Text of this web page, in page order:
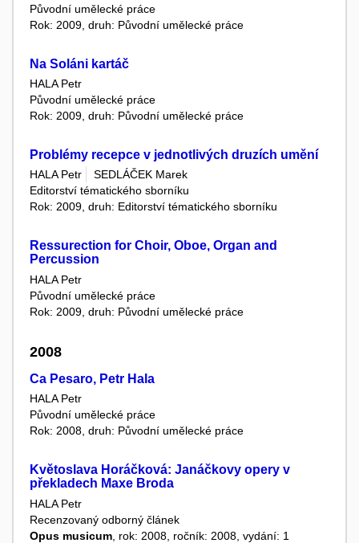
Původní umělecké práce
Rok: 2009, druh: Původní umělecké práce
Na Soláni kartáč
HALA Petr
Původní umělecké práce
Rok: 2009, druh: Původní umělecké práce
Problémy recepce v jednotlivých druzích umění
HALA Petr
SEDLÁČEK Marek
Editorství tématického sborníku
Rok: 2009, druh: Editorství tématického sborníku
Ressurection for Choir, Oboe, Organ and
Percussion
HALA Petr
Původní umělecké práce
Rok: 2009, druh: Původní umělecké práce
2008
Ca Pesaro, Petr Hala
HALA Petr
Původní umělecké práce
Rok: 2008, druh: Původní umělecké práce
Květoslava Horáčková: Janáčkovy opery v
překladech Maxe Broda
HALA Petr
Recenzovaný odborný článek
Opus musicum , rok: 2008, ročník: 2008, vydání: 1